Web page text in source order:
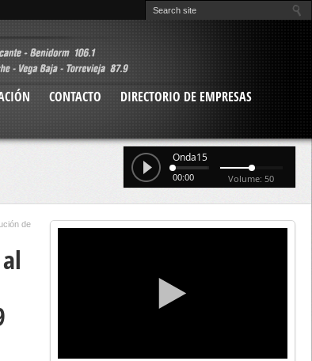
CONTACTO
DIRECTORIO DE EMPRESAS
Onda15
00:00 Volume: 50
de